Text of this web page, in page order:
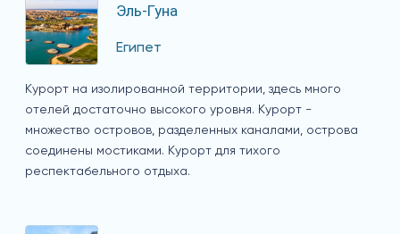
Эль-Гуна
Египет
Курорт на изолированной территории, здесь много
отелей достаточно высокого уровня. Курорт -
множество островов, разделенных каналами, острова
соединены мостиками. Курорт для тихого
респектабельного отдыха.